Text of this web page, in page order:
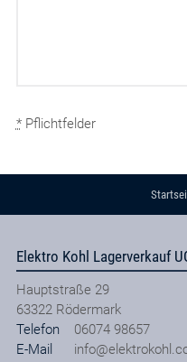
*Pflichtfelder
Elektro Kohl Lagerverkauf
Hauptstraße 29
63322 Rödermark
Telefon
06074 98657
E-Mail